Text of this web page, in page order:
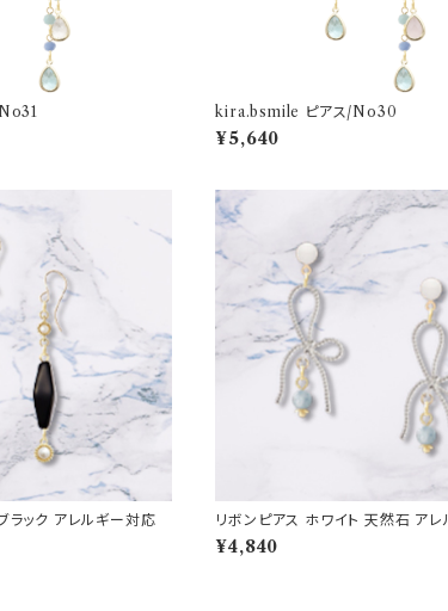
kira.bsmile ピアス/No30
¥5,640
ラック アレルギー対応 リボンピアス ホワイト 天然石 ア
¥4,840